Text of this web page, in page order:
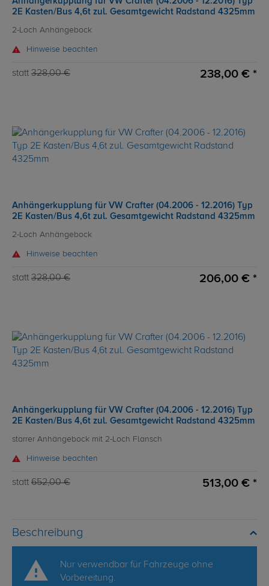
2E Kasten/Bus 4,6t zul. Gesamtgewicht Radstand 4325mm
2-Loch Anhängebock
Hinweise beachten
statt 328,00 € 238,00 € *
Anhängerkupplung für VW Crafter (04.2006 - 12.2016) Typ
2E Kasten/Bus 4,6t zul. Gesamtgewicht Radstand 4325mm
2-Loch Anhängebock
Hinweise beachten
statt 328,00 € 206,00 € *
Anhängerkupplung für VW Crafter (04.2006 - 12.2016) Typ
2E Kasten/Bus 4,6t zul. Gesamtgewicht Radstand 4325mm
starrer Anhängebock mit 2-Loch Flansch
Hinweise beachten
statt 652,00 € 513,00 € *
Beschreibung
Nur verwendbar für Fahrzeuge ohne
Vorbereitung.